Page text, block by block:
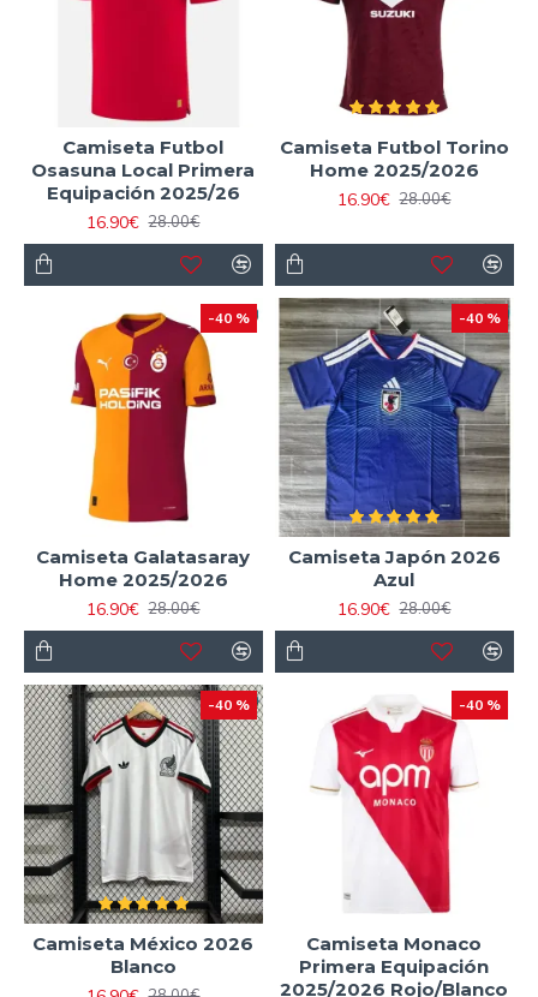
Camiseta Futbol
Osasuna Local Primera
Equipación 2025/26
16.90€ 28.00€
Camiseta Futbol Torino
Home 2025/2026
16.90€ 28.00€
-40 %
Camiseta Galatasaray
Home 2025/2026
16.90€ 28.00€
-40 %
Camiseta Japón 2026
Azul
16.90€ 28.00€
-40 %
Camiseta México 2026
Blanco
-40 %
Camiseta Monaco
Primera Equipación
2025/2026 Rojo/Blanco